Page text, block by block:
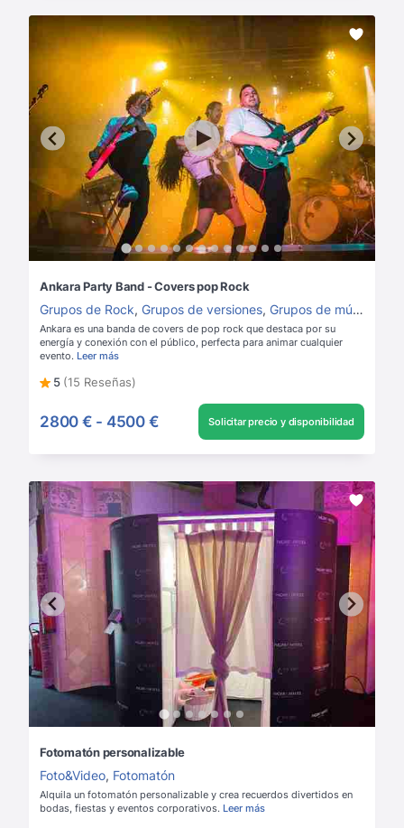
Ankara Party Band - Covers pop Rock
Grupos de Rock, Grupos de versiones, Grupos de música para boda
Ankara es una banda de covers de pop rock que destaca por su
energía y conexión con el público, perfecta para animar cualquier
evento. Leer más
5 (15 Reseñas)
2800 € - 4500 € Solicitar precio y disponibilidad
Fotomatón personalizable
Foto&Video, Fotomatón
Alquila un fotomatón personalizable y crea recuerdos divertidos en
bodas, fiestas y eventos corporativos. Leer más